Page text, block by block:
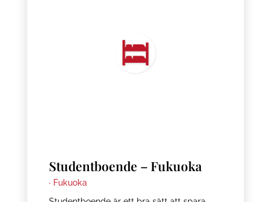
Studentboende – Fukuoka
· Fukuoka